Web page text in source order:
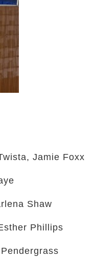
Jamie Foxx
Shaw
Phillips